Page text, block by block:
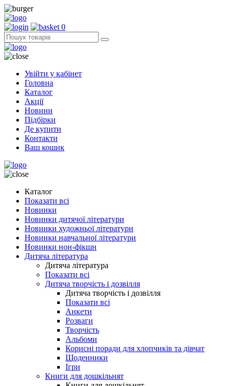
0
Увійти у кабінет
Головна
Каталог
Акції
Новини
Підбірки
Де купити
Контакти
Ваш кошик
Каталог
Показати всі
Новинки
Новинки дитячої літератури
Новинки художньої літератури
Новинки навчальної літератури
Новинки нон-фікшн
Дитяча література
Дитяча література
Показати всі
Дитяча творчість і дозвілля
Дитяча творчість і дозвілля
Показати всі
Анкети
Розваги
Творчість
Альбоми
Корисні поради для хлопчиків та дівчат
Щоденники
Ігри
Книги для дошкільнят